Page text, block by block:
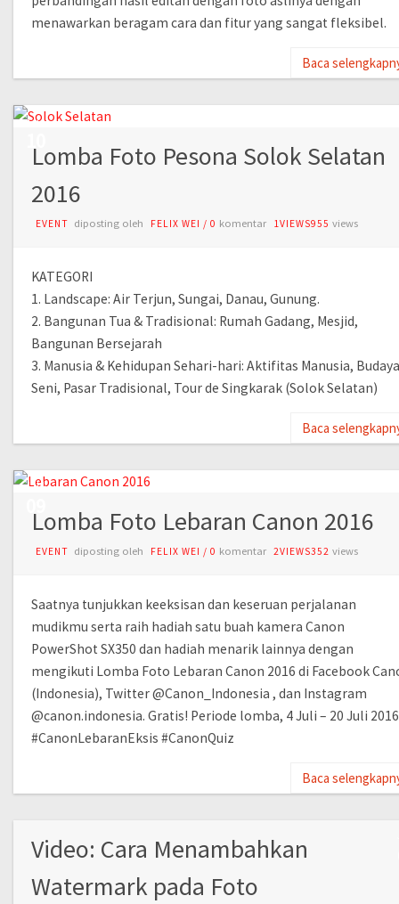
menawarkan beragam cara dan fitur yang sangat fleksibel.
Baca
JUL
Lomba Foto Pesona Solok Selatan
2016
EVENT diposting oleh FELIX WEI / 0 komentar 1VIEWS955 views
KATEGORI
1. Landscape: Air Terjun, Sungai, Danau, Gunung.
2. Bangunan Tua & Tradisional: Rumah Gadang, Mesjid,
Bangunan Bersejarah
3. Manusia & Kehidupan Sehari-hari: Aktifitas Manusia,
Seni, Pasar Tradisional, Tour de Singkarak (Solok Selatan)
Baca
JUL
Lomba Foto Lebaran Canon 2016
EVENT diposting oleh FELIX WEI / 0 komentar 2VIEWS352 views
Saatnya tunjukkan keeksisan dan keseruan perjalanan
mudikmu serta raih hadiah satu buah kamera Canon
PowerShot SX350 dan hadiah menarik lainnya dengan
mengikuti Lomba Foto Lebaran Canon 2016 di Facebook
(Indonesia), Twitter @Canon_Indonesia , dan Instagram
@canon.indonesia. Gratis! Periode lomba, 4 Juli – 20 Juli
‪#‎CanonLebaranEksis‬ ‪#‎CanonQuiz‬
Baca
Video: Cara Menambahkan
Watermark pada Foto